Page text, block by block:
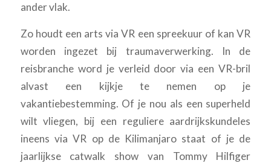
ander vlak.
Zo houdt een arts via VR een spreekuur of kan VR
worden ingezet bij traumaverwerking. In de
reisbranche word je verleid door via een VR-bril
alvast een kijkje te nemen op je
vakantiebestemming. Of je nou als een superheld
wilt vliegen, bij een reguliere aardrijkskundeles
ineens via VR op de Kilimanjaro staat of je de
jaarlijkse catwalk show van Tommy Hilfiger